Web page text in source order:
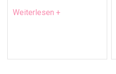
Weiterlesen +